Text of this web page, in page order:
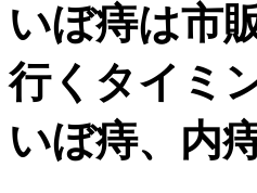
いぼ痔は市
行くタイミ
いぼ痔、内